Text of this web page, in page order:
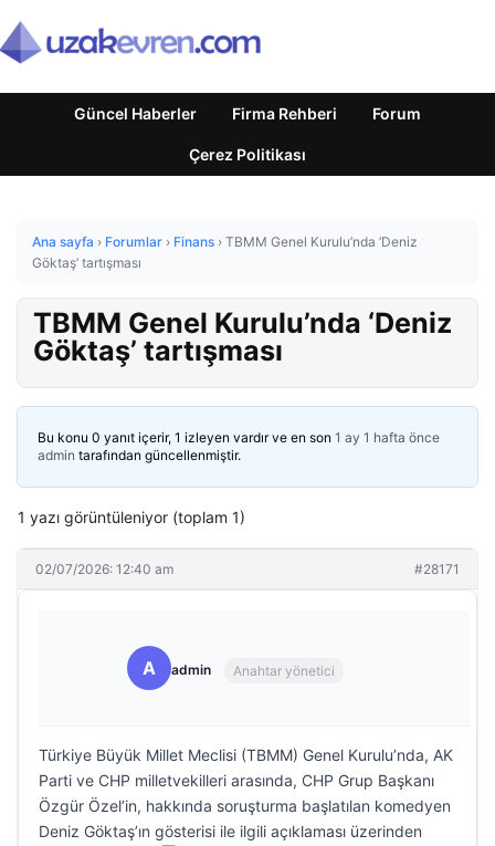
Güncel Haberler Firma Rehberi Forum
Çerez Politikası
Ana sayfa › Forumlar › Finans › TBMM Genel Kurulu’nda ‘Deniz
Göktaş’ tartışması
TBMM Genel Kurulu’nda ‘Deniz
Göktaş’ tartışması
Bu konu 0 yanıt içerir, 1 izleyen vardır ve en son 1 ay 1 hafta önce
admin tarafından güncellenmiştir.
1 yazı görüntüleniyor (toplam 1)
02/07/2026: 12:40 am #28171
A admin Anahtar yönetici
Türkiye Büyük Millet Meclisi (TBMM) Genel Kurulu’nda, AK
Parti ve CHP milletvekilleri arasında, CHP Grup Başkanı
Özgür Özel’in, hakkında soruşturma başlatılan komedyen
Deniz Göktaş’ın gösterisi ile ilgili açıklaması üzerinden